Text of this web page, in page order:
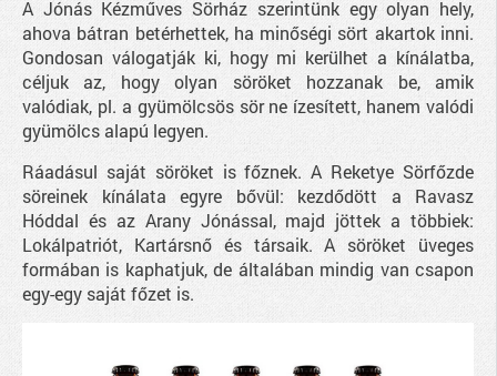
A Jónás Kézműves Sörház szerintünk egy olyan hely,
ahova bátran betérhettek, ha minőségi sört akartok inni.
Gondosan válogatják ki, hogy mi kerülhet a kínálatba,
céljuk az, hogy olyan söröket hozzanak be, amik
valódiak, pl. a gyümölcsös sör ne ízesített, hanem valódi
gyümölcs alapú legyen.
Ráadásul saját söröket is főznek. A Reketye Sörfőzde
söreinek kínálata egyre bővül: kezdődött a Ravasz
Hóddal és az Arany Jónással, majd jöttek a többiek:
Lokálpatriót, Kartársnő és társaik. A söröket üveges
formában is kaphatjuk, de általában mindig van csapon
egy-egy saját főzet is.